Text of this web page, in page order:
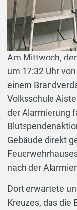
Am Mittwoch,
um 17:32 Uhr
einem
Volksschule
der Alarmierung
Gebäude direkt
nach der
Dort erwartete
Kreuzes, das die